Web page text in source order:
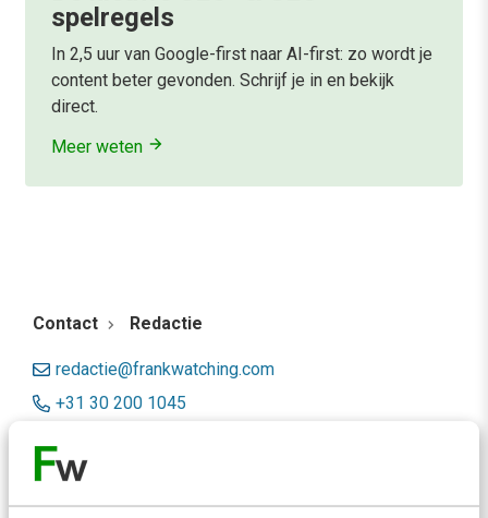
spelregels
In 2,5 uur van Google-first naar AI-first: zo wordt je
content beter gevonden. Schrijf je in en bekijk
direct.
Meer weten
Contact Redactie
redactie@frankwatching.com
+31 30 200 1045
Meer contactopties